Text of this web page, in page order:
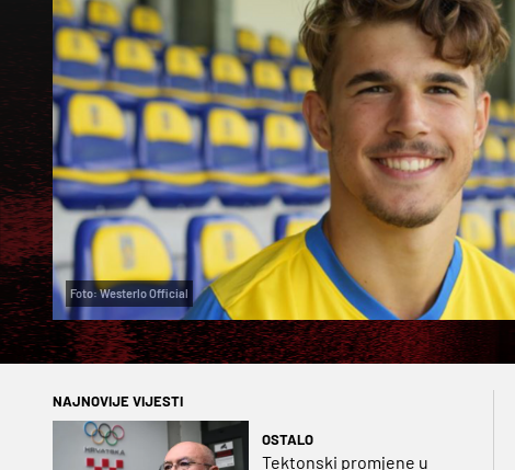
Foto: Westerlo Official
NAJNOVIJE VIJESTI
OSTALO
Tektonski promjene u